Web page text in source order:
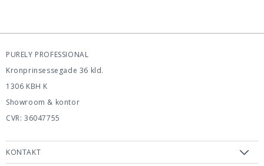
PURELY PROFESSIONAL
Kronprinsessegade 36 kld.
1306 KBH K
Showroom & kontor
CVR: 36047755
KONTAKT